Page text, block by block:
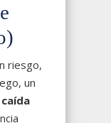
riesgo,
un